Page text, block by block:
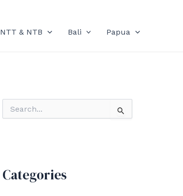
NTT & NTB Bali Papua
o
Categories